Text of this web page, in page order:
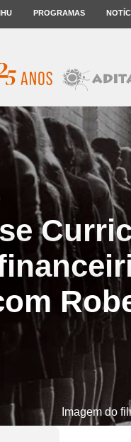
PROGRAMAS
Imagem do